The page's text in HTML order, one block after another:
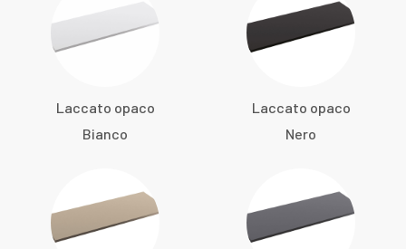
Laccato opaco
Bianco
Laccato opaco
Nero